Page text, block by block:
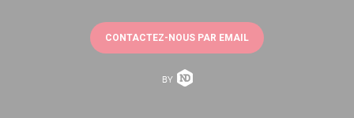
CONTACTEZ-NOUS PAR EMAIL